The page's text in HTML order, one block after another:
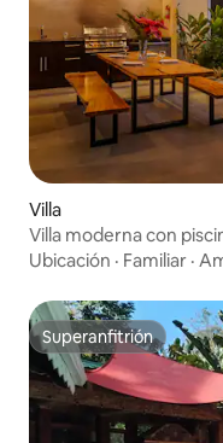
Villa
Villa moderna con
Ubicación · Familiar ·
Superanfitrión
Superanfitrión